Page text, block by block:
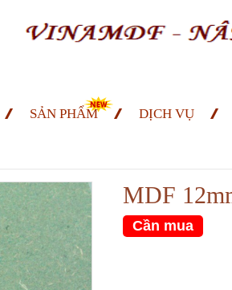
SẢN PHẨM DỊCH VỤ
MDF
Cần mua